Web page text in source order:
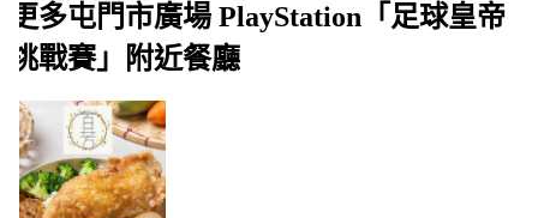
多屯門市廣場 PlayStation「足球皇帝
戰賽」附近餐廳